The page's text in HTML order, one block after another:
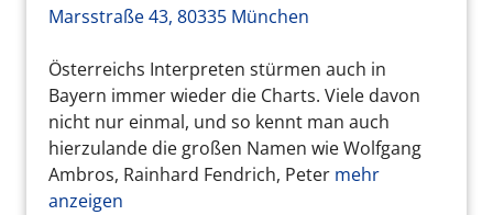
Marsstraße 43, 80335 München
Österreichs Interpreten stürmen auch in
Bayern immer wieder die Charts. Viele davon
nicht nur einmal, und so kennt man auch
hierzulande die großen Namen wie Wolfgang
Ambros, Rainhard Fendrich, Peter mehr
anzeigen